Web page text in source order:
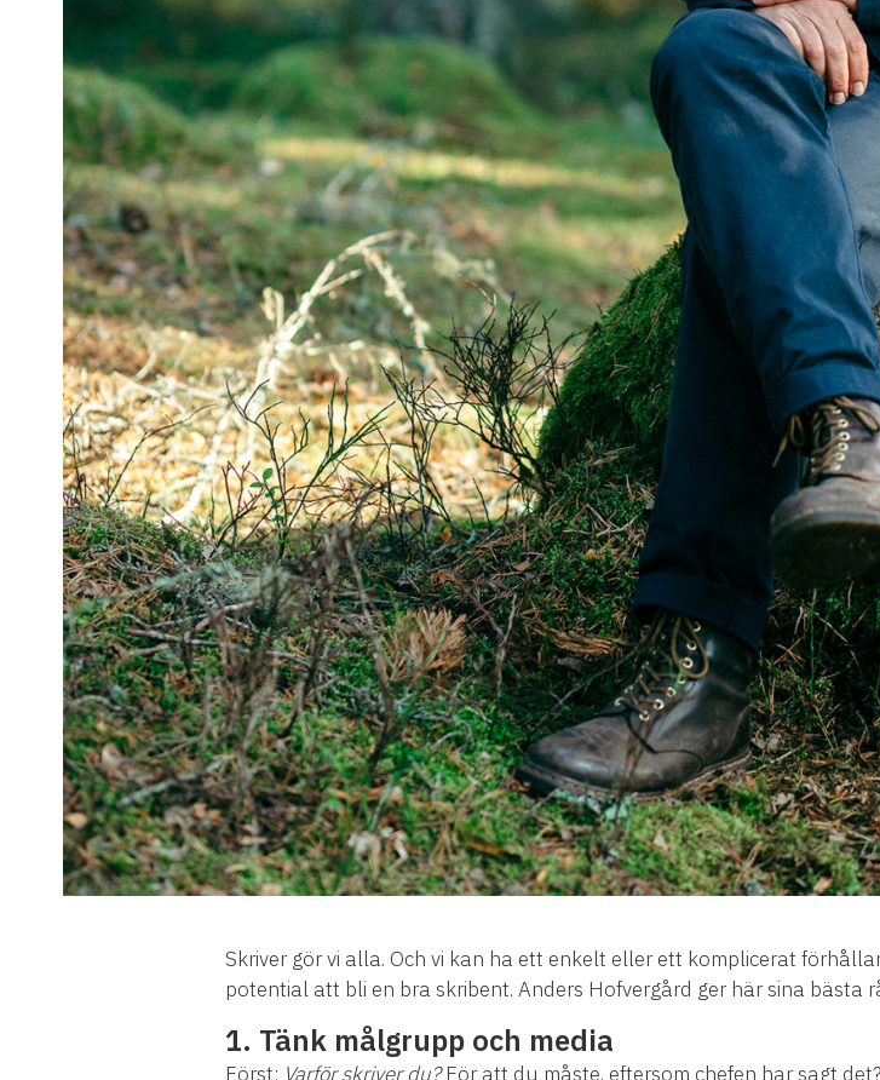
Skriver gör vi alla. Och vi kan ha ett enkelt eller ett komplicerat
potential att bli en bra skribent. Anders Hofvergård ger här sina bästa
1. Tänk målgrupp och media
Först: Varför skriver du?För att du måste, eftersom chefen har sagt